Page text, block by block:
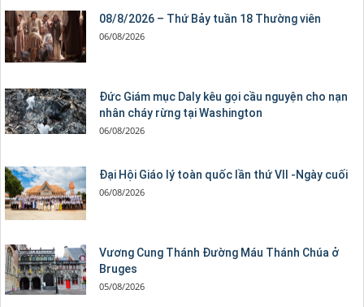
08/8/2026 – Thứ Bảy tuần 18 Thường viên
06/08/2026
Đức Giám mục Daly kêu gọi cầu nguyện cho nạn
nhân cháy rừng tại Washington
06/08/2026
Đại Hội Giáo lý toàn quốc lần thứ VII -Ngày cuối
06/08/2026
Vương Cung Thánh Ðường Máu Thánh Chúa ở
Bruges
05/08/2026